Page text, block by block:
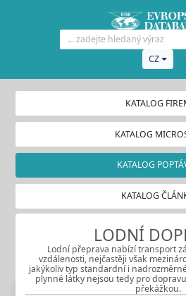
CZ
KATALOG
KATALOG
KATALOG
KATALOG
LODNÍ
Lodní přeprava nabízí transport
vzdálenosti, nejčastěji však
jakýkoliv typ standardní i
plynné látky nejsou tedy pro
překážkou.